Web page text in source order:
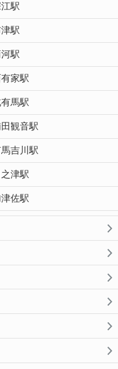
駅
駅
駅
家駅
馬駅
観音駅
吉川駅
津駅
佐駅